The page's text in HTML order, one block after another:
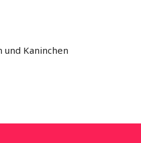
und Kaninchen